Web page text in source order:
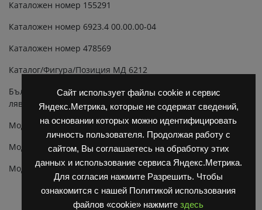
Сайт использует файлы cookie и сервис
Яндекс.Метрика, которые не содержат сведений,
на основании которых можно идентифицировать
личность пользователя. Продолжая работу с
сайтом, Вы соглашаетесь на обработку этих
данных и использование сервиса Яндекс.Метрика.
Для согласия нажмите Разрешить. Чтобы
ознакомится с нашей Политикой использования
файлов «cookie» нажмите здесь
quantity
Каталожен номер 155291
Каталожен номер 6923.4 00.00.00-04
Каталожен номер 478569
Каталог/Фигура/Позиция МД 6212
Български СЕРВОСПИРАЧКА ф203Х60 6923.4 00.00.00-04/
лява/ 10 203 028
Модел ЕВ 715
Модел ЕР 638
Модел ЕР 640